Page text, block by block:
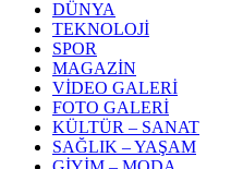
DÜNYA
TEKNOLOJİ
SPOR
MAGAZİN
VİDEO GALERİ
FOTO GALERİ
KÜLTÜR – SANAT
SAĞLIK – YAŞAM